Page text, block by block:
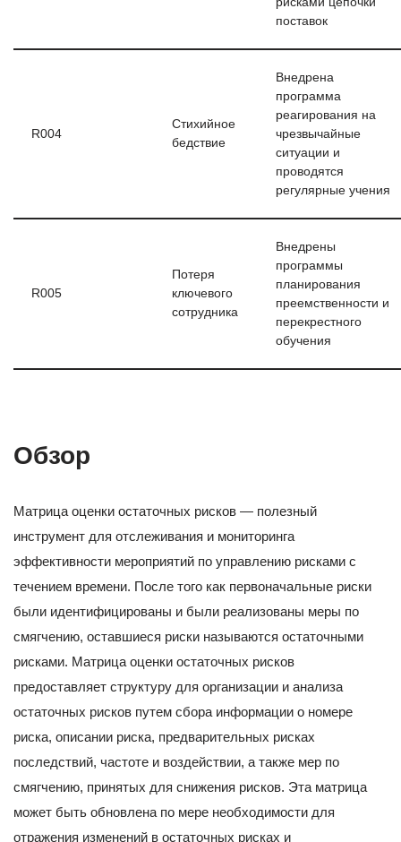
поставок
R004
Стихийное
бедствие
Внедрена
программа
реагирования на
чрезвычайные
ситуации и
проводятся
регулярные учения
R005
Потеря
ключевого
сотрудника
Внедрены
программы
планирования
преемственности и
перекрестного
обучения
Обзор
Матрица оценки остаточных рисков — полезный
инструмент для отслеживания и мониторинга
эффективности мероприятий по управлению рисками с
течением времени. После того как первоначальные риски
были идентифицированы и были реализованы меры по
смягчению, оставшиеся риски называются остаточными
рисками. Матрица оценки остаточных рисков
предоставляет структуру для организации и анализа
остаточных рисков путем сбора информации о номере
риска, описании риска, предварительных рисках
последствий, частоте и воздействии, а также мер по
смягчению, принятых для снижения рисков. Эта матрица
может быть обновлена по мере необходимости для
отражения изменений в остаточных рисках и